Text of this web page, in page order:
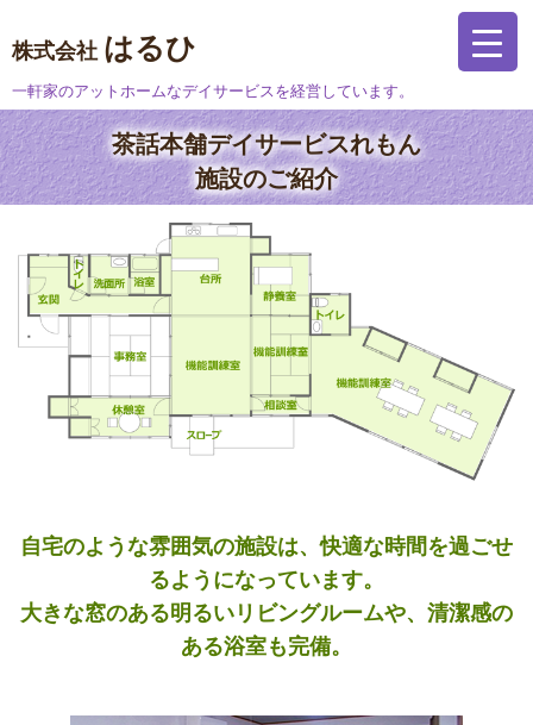
株式会社 はるひ
一軒家のアットホームなデイサービスを経営しています。
茶話本舗デイサービスれもん
施設のご紹介
自宅のような雰囲気の施設は、快適な時間を過ごせ
るようになっています。
大きな窓のある明るいリビングルームや、清潔感の
ある浴室も完備。